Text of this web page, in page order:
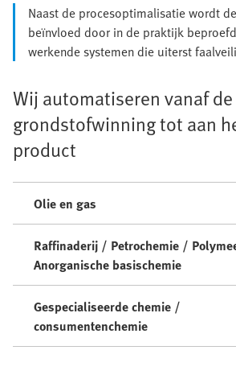
Naast de procesoptimalisatie wordt
beïnvloed door in de praktijk
werkende systemen die uiterst
Wij automatiseren vanaf de
grondstofwinning tot aan
product
Olie en gas
Raffinaderij / Petrochemie /
Anorganische basischemie
Gespecialiseerde chemie /
consumentenchemie